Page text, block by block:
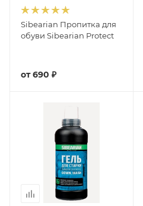
Sibearian Пропитка для
обуви Sibearian Protect
от690 ₽